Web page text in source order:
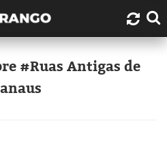
Duarte?
úteis
#Ruas Antigas de